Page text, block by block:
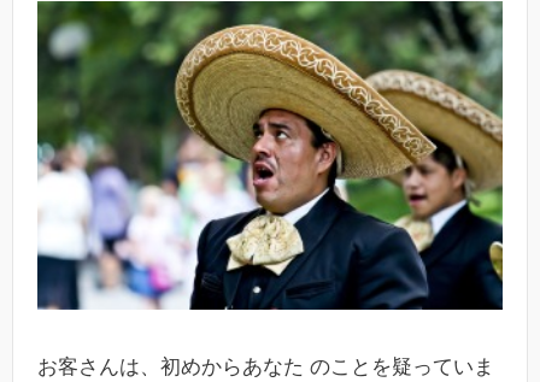
お客さんは、初めからあなた のことを疑っていま